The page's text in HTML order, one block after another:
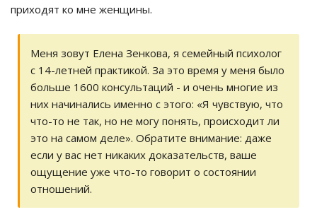
приходят ко мне женщины.
Меня зовут Елена Зенкова, я семейный психолог
с 14-летней практикой. За это время у меня было
больше 1600 консультаций - и очень многие из
них начинались именно с этого: «Я чувствую, что
что-то не так, но не могу понять, происходит ли
это на самом деле». Обратите внимание: даже
если у вас нет никаких доказательств, ваше
ощущение уже что-то говорит о состоянии
отношений.